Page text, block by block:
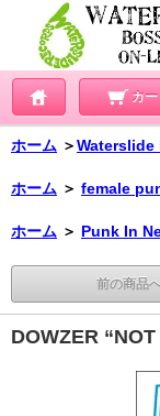
カー
ホーム ＞Waterslide
ホーム ＞ female
ホーム ＞ Punk In
前の商品
DOWZER